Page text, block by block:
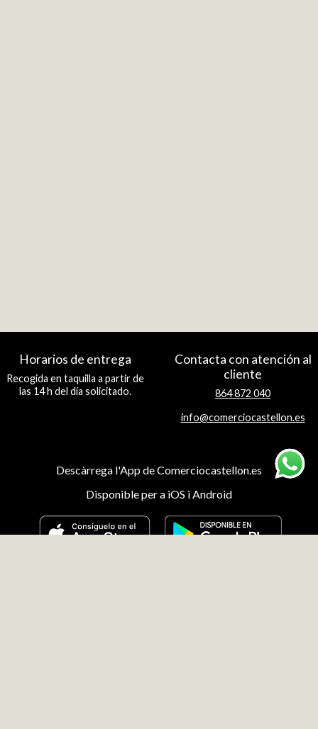
Horarios de entrega
Recogida en taquilla a partir de
las 14 h del día solicitado.
Contacta con atención al
cliente
864 872 040
info@comerciocastellon.es
Descàrrega l'App de Comerciocastellon.es
Disponible per a iOS i Android